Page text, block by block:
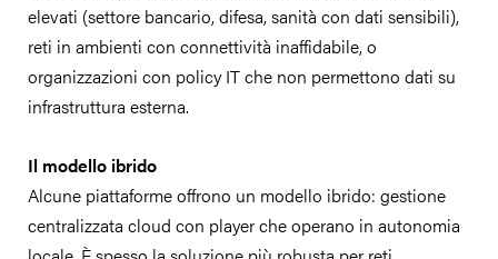
elevati (settore bancario, difesa, sanità con dati sensibili),
reti in ambienti con connettività inaffidabile, o
organizzazioni con policy IT che non permettono dati su
infrastruttura esterna.
Il modello ibrido
Alcune piattaforme offrono un modello ibrido: gestione
centralizzata cloud con player che operano in autonomia